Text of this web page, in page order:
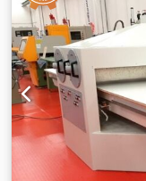
Largura de
Diâmetro da escova:
automática da
peças Dimensões
1700 kg